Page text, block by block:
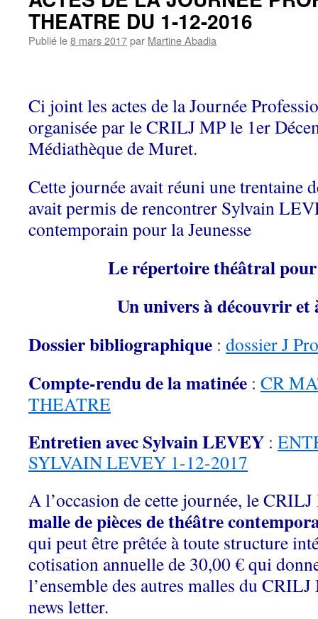
THEATRE DU 1-12-2016
Publié le8 mars 2017par Martine Abadia
Ci joint les actes de la Journée
organisée par le CRILJ MP le 1er
Médiathèque de Muret.
Cette journée avait réuni une trentaine
avait permis de rencontrer Sylvain
contemporain pour la Jeunesse
Le répertoire théâtral pour
Un univers à découvrir et
Dossier bibliographique : dossier J
Compte-rendu de la matinée : CR
THEATRE
Entretien avec Sylvain LEVEY :
SYLVAIN LEVEY 1-12-2017
A l’occasion de cette journée, le
malle de pièces de théâtre
qui peut être prêtée à toute structure
cotisation annuelle de 30,00 € qui
l’ensemble des autres malles du
news letter.